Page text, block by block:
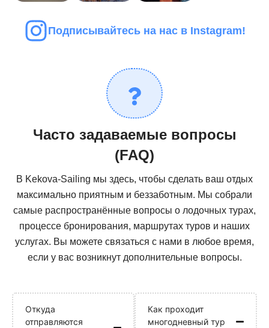
Подписывайтесь на нас в Instagram!
Часто задаваемые вопросы
(FAQ)
В Kekova-Sailing мы здесь, чтобы сделать ваш отдых
максимально приятным и беззаботным. Мы собрали
самые распространённые вопросы о лодочных турах,
процессе бронирования, маршрутах туров и наших
услугах. Вы можете связаться с нами в любое время,
если у вас возникнут дополнительные вопросы.
Откуда
отправляются
Как проходит
многодневный тур